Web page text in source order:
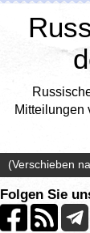
Mitteilungen
Folgen Sie